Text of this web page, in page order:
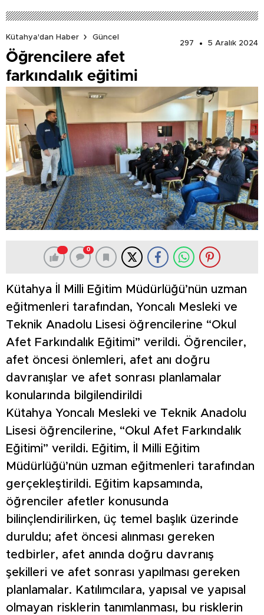
Kütahya'dan Haber
Güncel
297
5 Aralık 2024
Öğrencilere afet
farkındalık eğitimi
0
Kütahya İl Milli Eğitim Müdürlüğü’nün uzman
eğitmenleri tarafından, Yoncalı Mesleki ve
Teknik Anadolu Lisesi öğrencilerine “Okul
Afet Farkındalık Eğitimi” verildi. Öğrenciler,
afet öncesi önlemleri, afet anı doğru
davranışlar ve afet sonrası planlamalar
konularında bilgilendirildi
Kütahya Yoncalı Mesleki ve Teknik Anadolu
Lisesi öğrencilerine, “Okul Afet Farkındalık
Eğitimi” verildi. Eğitim, İl Milli Eğitim
Müdürlüğü’nün uzman eğitmenleri tarafından
gerçekleştirildi. Eğitim kapsamında,
öğrenciler afetler konusunda
bilinçlendirilirken, üç temel başlık üzerinde
duruldu; afet öncesi alınması gereken
tedbirler, afet anında doğru davranış
şekilleri ve afet sonrası yapılması gereken
planlamalar. Katılımcılara, yapısal ve yapısal
olmayan risklerin tanımlanması, bu risklerin